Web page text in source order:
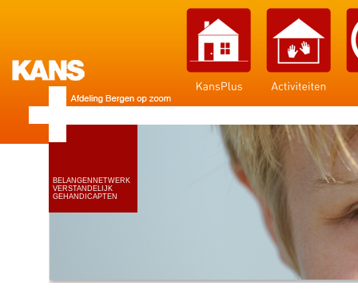
BELANGENNETWERK
VERSTANDELIJK
GEHANDICAPTEN